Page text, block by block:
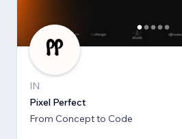
IN
Pixel Perfect
From Concept to Code